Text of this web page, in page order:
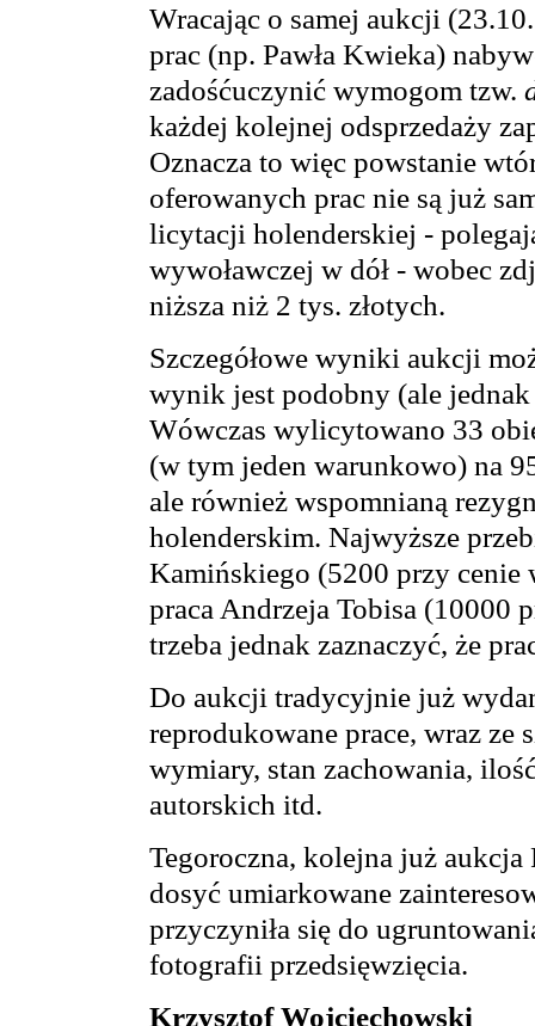
Wracając o samej aukcji
prac (np. Pawła Kwieka)
zadośćuczynić wymogom tzw.
każdej kolejnej odsprzedaży
Oznacza to więc powstanie
oferowanych prac nie są już
licytacji holenderskiej -
wywoławczej w dół - wobec
niższa niż 2 tys. złotych.
Szczegółowe wyniki aukcji
wynik jest podobny (ale
Wówczas wylicytowano 33
(w tym jeden warunkowo) na
ale również wspomnianą
holenderskim. Najwyższe
Kamińskiego (5200 przy cenie
praca Andrzeja Tobisa (10000
trzeba jednak zaznaczyć, że
Do aukcji tradycyjnie już
reprodukowane prace, wraz
wymiary, stan zachowania,
autorskich itd.
Tegoroczna, kolejna już
dosyć umiarkowane
przyczyniła się do
fotografii przedsięwzięcia.
Krzysztof Wojciechowski